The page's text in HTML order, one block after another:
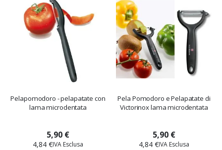
Pelapomodoro - pelapatate con
lama microdentata
5,90 €
4,84 €
Pela Pomodoro e Pelapatate di
Victorinox lama microdentata
5,90 €
4,84 €